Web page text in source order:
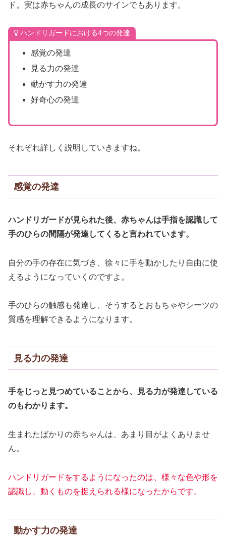
ド。実は赤ちゃんの成長のサインでもあります。
ハンドリガードにおける4つの発達
感覚の発達
見る力の発達
動かす力の発達
好奇心の発達
それぞれ詳しく説明していきますね。
感覚の発達
ハンドリガードが見られた後、赤ちゃんは手指を認識して
手のひらの間隔が発達してくると言われています。
自分の手の存在に気づき、徐々に手を動かしたり自由に使
えるようになっていくのですよ。
手のひらの触感も発達し、そうするとおもちゃやシーツの
質感を理解できるようになります。
見る力の発達
手をじっと見つめていることから、見る力が発達している
のもわかります。
生まれたばかりの赤ちゃんは、あまり目がよくありませ
ん。
ハンドリガードをするようになったのは、様々な色や形を
認識し、動くものを捉えられる様になったからです。
動かす力の発達